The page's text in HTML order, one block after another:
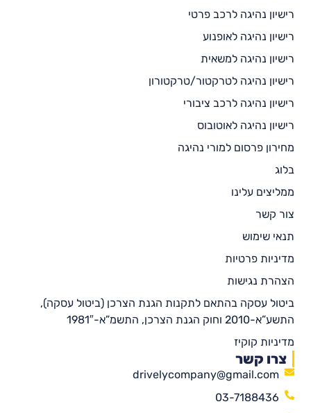
רישיון נהיגה לרכב פרטי
רישיון נהיגה לאופנוע
רישיון נהיגה למשאית
רישיון נהיגה לטרקטור/טרקטורון
רישיון נהיגה לרכב ציבורי
רישיון נהיגה לאוטובוס
מחירון פרסום למורי נהיגה
בלוג
ממליצים עלינו
צור קשר
תנאי שימוש
מדיניות פרטיות
הצהרת נגישות
ביטול עסקה בהתאם לתקנות הגנת הצרכן (ביטול עסקה),
התשע”א-2010 וחוק הגנת הצרכן, התשמ”א-1981″
מדיניות קוקיז
צרו קשר
drivelycompany@gmail.com
03-7188436